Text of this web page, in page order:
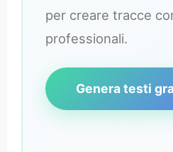
per creare tracce
professionali.
Genera testi